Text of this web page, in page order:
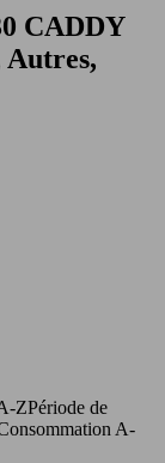
CADDY
Autres,
ZPériode de
A-